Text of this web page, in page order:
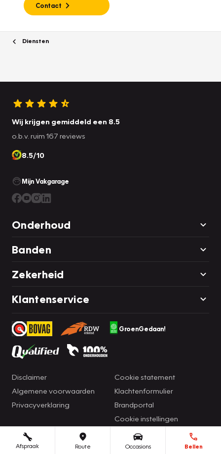
Contact
Diensten
Afspraak Route Occasions Bellen
Wij krijgen gemiddeld een 8.5
o.b.v. ruim 167 reviews
8.5/10
Mijn Vakgarage
Onderhoud
Banden
Zekerheid
Klantenservice
GroenGedaan!
Disclaimer
Algemene voorwaarden
Privacyverklaring
Cookie statement
Klachtenformulier
Brandportal
Cookie instellingen